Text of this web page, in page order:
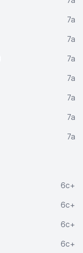
7a
7a
7a
7a
7a
7a
7a
6c+
6c+
6c+
6c+